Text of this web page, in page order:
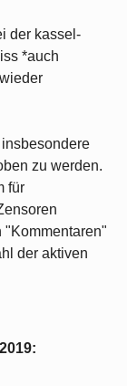
der kassel-
*auch
zu werden.
für
"Kommentaren"
der aktiven
: